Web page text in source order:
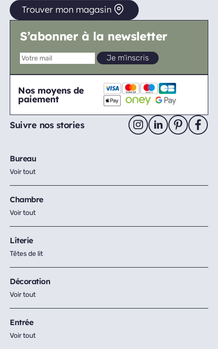
Trouver mon magasin
S’abonner à la newsletter
Nos moyens de
paiement
Suivre nos stories
Bureau
Voir tout
Chambre
Voir tout
Literie
Têtes de lit
Décoration
Voir tout
Entrée
Voir tout